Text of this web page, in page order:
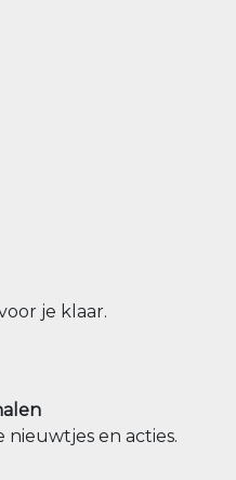
je klaar.
nieuwtjes en acties.